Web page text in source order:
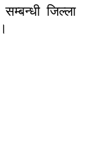
जिल्ला